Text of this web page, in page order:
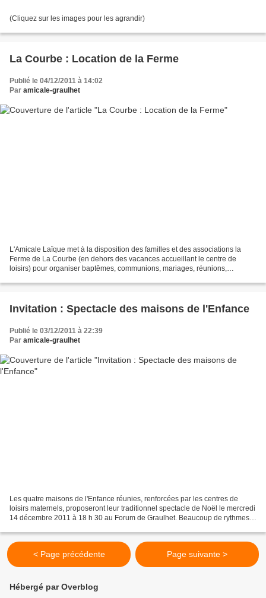
(Cliquez sur les images pour les agrandir)
La Courbe : Location de la Ferme
Publié le 04/12/2011 à 14:02
Par amicale-graulhet
L'Amicale Laïque met à la disposition des familles et des associations la
Ferme de La Courbe (en dehors des vacances accueillant le centre de
loisirs) pour organiser baptêmes, communions, mariages, réunions,
Invitation : Spectacle des maisons de l'Enfance
Publié le 03/12/2011 à 22:39
Par amicale-graulhet
Les quatre maisons de l'Enfance réunies, renforcées par les centres de
loisirs maternels, proposeront leur traditionnel spectacle de Noël le mercredi
14 décembre 2011 à 18 h 30 au Forum de Graulhet. Beaucoup de rythmes,
< Page précédente Page suivante >
Hébergé par Overblog